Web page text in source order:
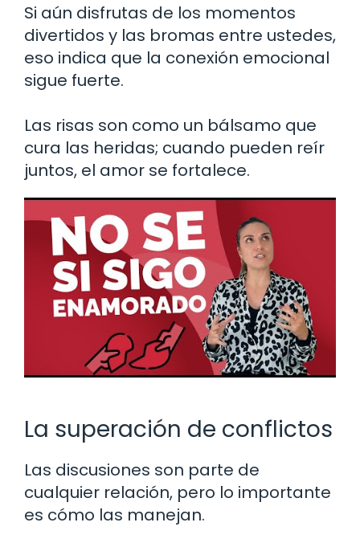
Si aún disfrutas de los momentos
divertidos y las bromas entre ustedes,
eso indica que la conexión emocional
sigue fuerte.
Las risas son como un bálsamo que
cura las heridas; cuando pueden reír
juntos, el amor se fortalece.
La superación de conflictos
Las discusiones son parte de
cualquier relación, pero lo importante
es cómo las manejan.